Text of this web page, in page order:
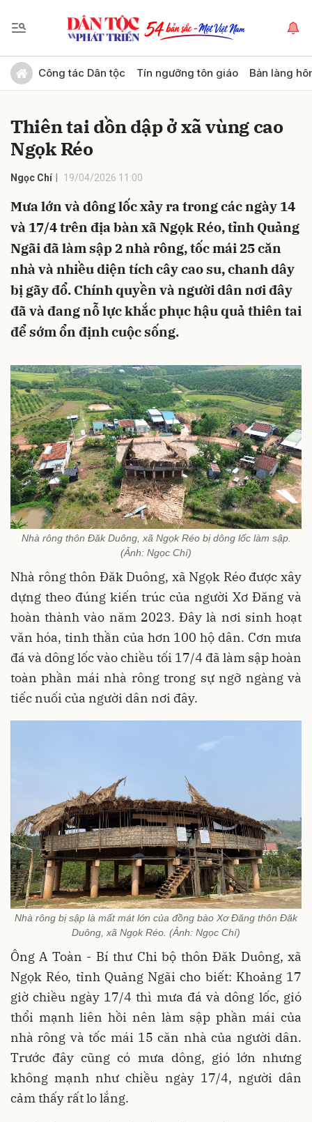
Công tác Dân tộc Tín ngưỡng tôn giáo Bản làng
Thiên tai dồn dập ở xã vùng cao
Ngọk Réo
Ngọc Chí 19/04/2026 11:00
Mưa lớn và dông lốc xảy ra trong các ngày 14
và 17/4 trên địa bàn xã Ngọk Réo, tỉnh Quảng
Ngãi đã làm sập 2 nhà rông, tốc mái 25 căn
nhà và nhiều diện tích cây cao su, chanh dây
bị gãy đổ. Chính quyền và người dân nơi đây
đã và đang nỗ lực khắc phục hậu quả thiên tai
để sớm ổn định cuộc sống.
Nhà rông thôn Đăk Duông, xã Ngọk Réo bị dông lốc làm sập.
(Ảnh: Ngọc Chí)
Nhà rông thôn Đăk Duông, xã Ngọk Réo được xây
dựng theo đúng kiến trúc của người Xơ Đăng và
hoàn thành vào năm 2023. Đây là nơi sinh hoạt
văn hóa, tinh thần của hơn 100 hộ dân. Cơn mưa
đá và dông lốc vào chiều tối 17/4 đã làm sập hoàn
toàn phần mái nhà rông trong sự ngỡ ngàng và
tiếc nuối của người dân nơi đây.
Nhà rông bị sập là mất mát lớn của đồng bào Xơ Đăng thôn Đăk
Duông, xã Ngọk Réo. (Ảnh: Ngọc Chí)
Ông A Toàn - Bí thư Chi bộ thôn Đăk Duông, xã
Ngọk Réo, tỉnh Quảng Ngãi cho biết: Khoảng 17
giờ chiều ngày 17/4 thì mưa đá và dông lốc, gió
thổi mạnh liên hồi nên làm sập phần mái của
nhà rông và tốc mái 15 căn nhà của người dân.
Trước đây cũng có mưa dông, gió lớn nhưng
không mạnh như chiều ngày 17/4, người dân
cảm thấy rất lo lắng.
Gửi bình luận
Hủy Gửi